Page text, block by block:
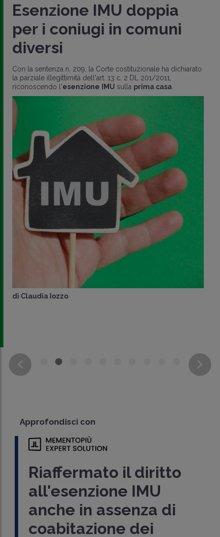
Esenzione IMU doppia
per i coniugi in comuni
diversi
Con la sentenza n. 209, la Corte costituzionale ha dichiarato
la parziale illegittimità dell'art. 13 c. 2 DL 201/2011,
riconoscendo l'esenzione IMU sulla prima casa
di Claudia Iozzo
Approfondisci con
Riaffermato il diritto
all'esenzione IMU
anche in assenza di
coabitazione dei